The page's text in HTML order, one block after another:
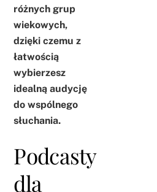
różnych grup
wiekowych,
dzięki czemu z
łatwością
wybierzesz
idealną audycję
do wspólnego
słuchania.
Podcasty
dla